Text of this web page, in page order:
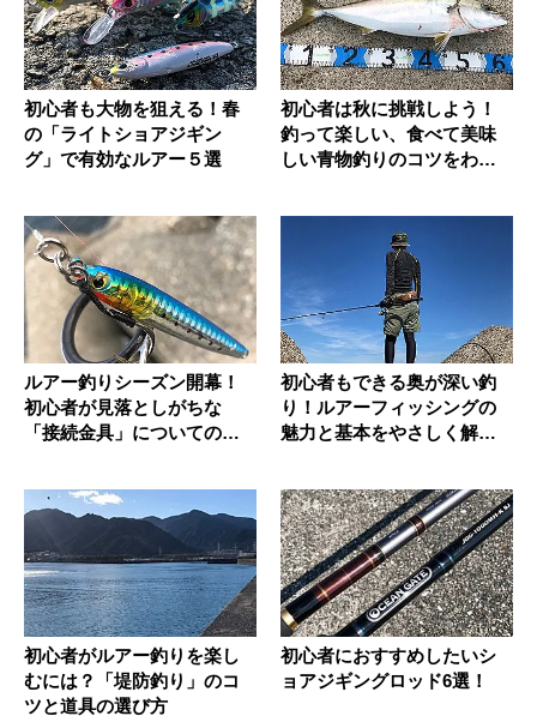
初心者も大物を狙える！春
の「ライトショアジギン
グ」で有効なルアー５選
初心者は秋に挑戦しよう！
釣って楽しい、食べて美味
しい青物釣りのコツをわか
ルアー釣りシーズン開幕！
初心者が見落としがちな
「接続金具」についての基
初心者もできる奥が深い釣
り！ルアーフィッシングの
魅力と基本をやさしく解
初心者がルアー釣りを楽し
むには？「堤防釣り」のコ
ツと道具の選び方
初心者におすすめしたいシ
ョアジギングロッド6選！